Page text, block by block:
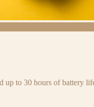
to 30 hours of battery